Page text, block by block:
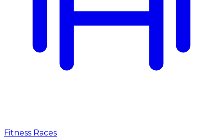
Fitness Races